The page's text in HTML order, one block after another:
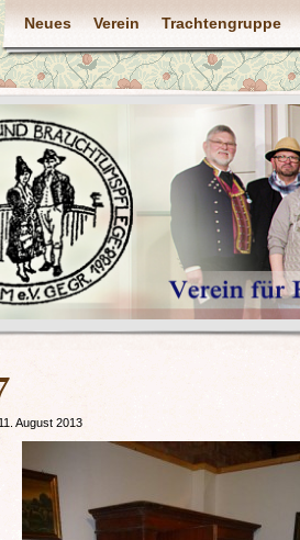
Neues Verein Trachtengruppe
August 2013